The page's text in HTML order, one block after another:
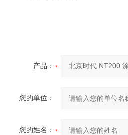
产品：
您的单位：
您的姓名：